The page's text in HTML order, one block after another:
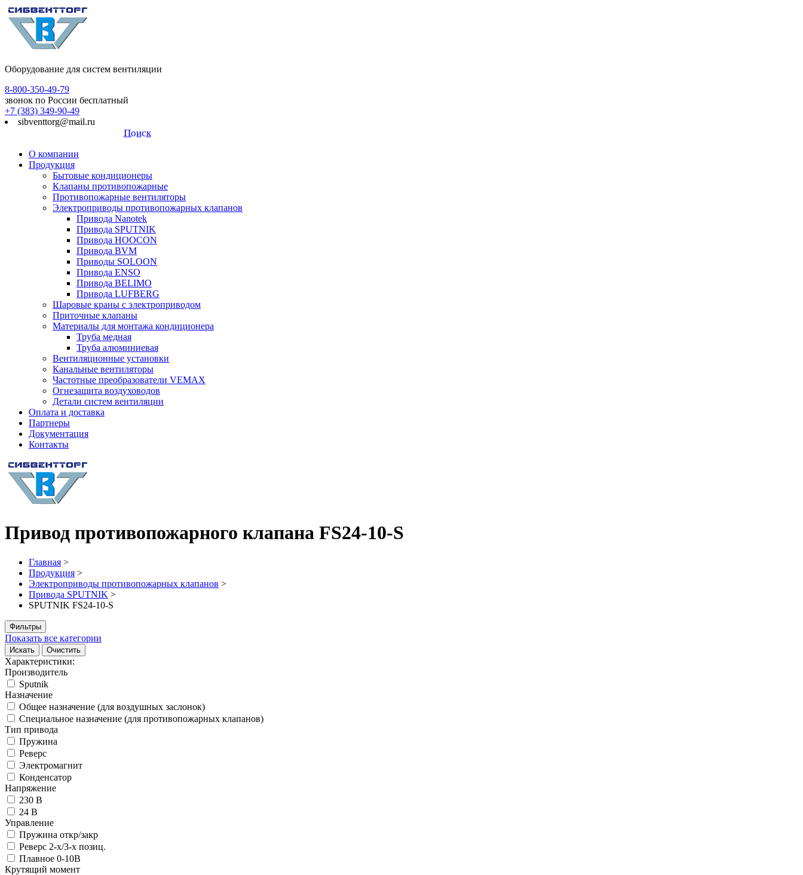
Оборудование для систем вентиляции
8-800-350-49-79
звонок по России бесплатный
+7 (383) 349-90-49
sibventtorg@mail.ru
Поиск
О компании
Продукция
Бытовые кондиционеры
Клапаны противопожарные
Противопожарные вентиляторы
Электроприводы противопожарных клапанов
Привода Nanotek
Привода SPUTNIK
Привода HOOCON
Привода BVM
Приводы SOLOON
Привода ENSO
Привода BELIMO
Привода LUFBERG
Шаровые краны с электроприводом
Приточные клапаны
Материалы для монтажа кондиционера
Труба медная
Труба алюминиевая
Вентиляционные установки
Канальные вентиляторы
Частотные преобразователи VEMAX
Огнезащита воздуховодов
Детали систем вентиляции
Оплата и доставка
Партнеры
Документация
Контакты
Привод противопожарного клапана FS24-10-S
Главная >
Продукция >
Электроприводы противопожарных клапанов >
Привода SPUTNIK >
SPUTNIK FS24-10-S
Фильтры
Показать все категории
Искать Очистить
Характеристики:
Производитель
Sputnik
Назначение
Общее назначение (для воздушных заслонок)
Специальное назначение (для противопожарных клапанов)
Тип привода
Пружина
Реверс
Электромагнит
Конденсатор
Напряжение
230 В
24 В
Управление
Пружина откр/закр
Реверс 2-х/3-х позиц.
Плавное 0-10В
Крутящий момент